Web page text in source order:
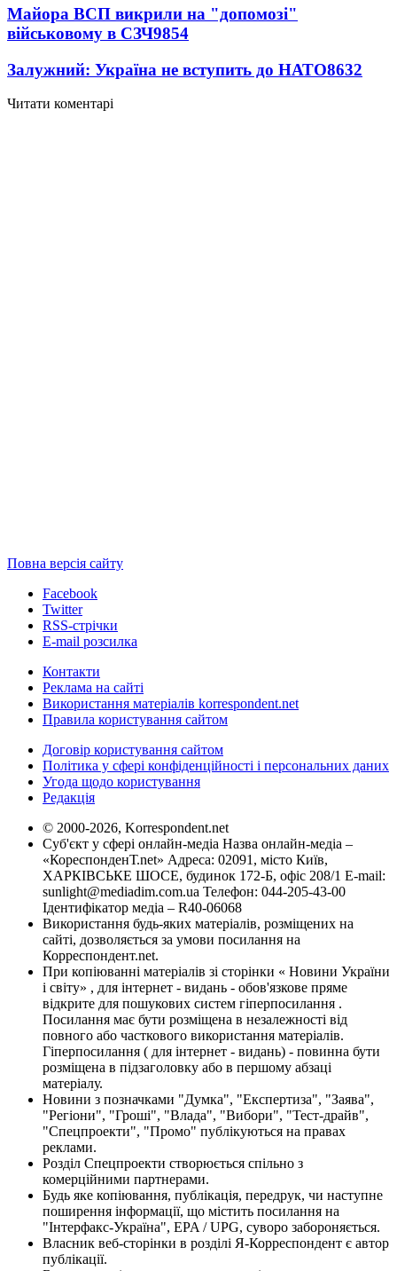
Майора ВСП викрили на "допомозі"
військовому в СЗЧ9854
Залужний: Україна не вступить до НАТО8632
Читати коментарі
Повна версія сайту
Facebook
Twitter
RSS-стрічки
E-mail розсилка
Контакти
Реклама на сайті
Використання матеріалів korrespondent.net
Правила користування сайтом
Договір користування сайтом
Політика у сфері конфіденційності і персональних даних
Угода щодо користування
Редакція
© 2000-2026, Korrespondent.net
Суб'єкт у сфері онлайн-медіа Назва онлайн-медіа –
«КореспонденТ.net» Адреса: 02091, місто Київ,
ХАРКІВСЬКЕ ШОСЕ, будинок 172-Б, офіс 208/1 E-mail:
sunlight@mediadim.com.ua Телефон: 044-205-43-00
Ідентифікатор медіа – R40-06068
Використання будь-яких матеріалів, розміщених на
сайті, дозволяється за умови посилання на
Корреспондент.net.
При копіюванні матеріалів зі сторінки « Новини України
і світу» , для інтернет - видань - обов'язкове пряме
відкрите для пошукових систем гіперпосилання .
Посилання має бути розміщена в незалежності від
повного або часткового використання матеріалів.
Гіперпосилання ( для інтернет - видань) - повинна бути
розміщена в підзаголовку або в першому абзаці
матеріалу.
Новини з позначками "Думка", "Експертиза", "Заява",
"Регіони", "Гроші", "Влада", "Вибори", "Тест-драйв",
"Спецпроекти", "Промо" публікуються на правах
реклами.
Розділ Спецпроекти створюється спільно з
комерційними партнерами.
Будь яке копіювання, публікація, передрук, чи наступне
поширення інформації, що містить посилання на
"Інтерфакс-Україна", EPA / UPG, суворо забороняється.
Власник веб-сторінки в розділі Я-Корреспондент є автор
публікації.